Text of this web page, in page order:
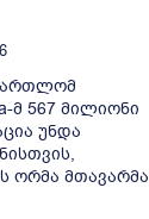
მ 567 მილიონი
უნდა
ორმა მთავარმა